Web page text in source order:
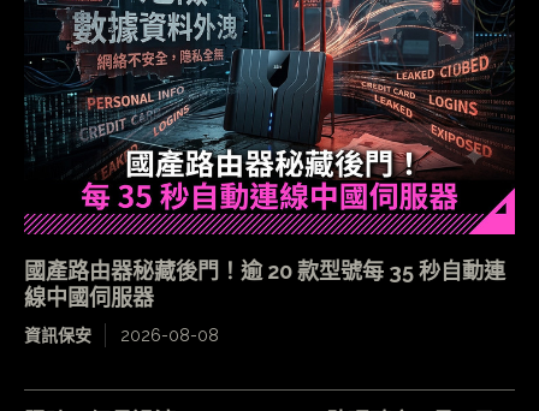
國產路由器秘藏後門！逾 20 款型號每 35 秒自動連
線中國伺服器
資訊保安 2026-08-08